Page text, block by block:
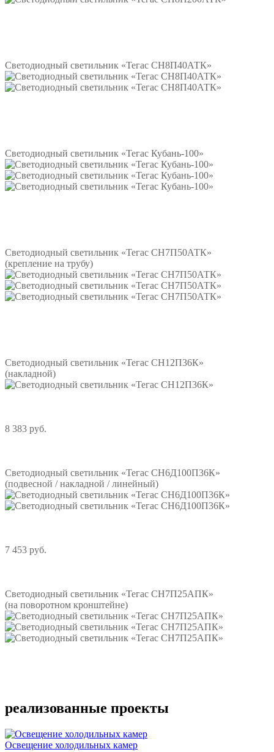
Светодиодный светильник «Тегас СН8П40АТК»
Светодиодный светильник «Тегас Кубань-100»
Светодиодный светильник «Тегас СН7П50АТК»
(крепление на трубу)
Светодиодный светильник «Тегас СН12П36К»
(накладной)
8 383 руб.
Светодиодный светильник «Тегас СН6Д100П36К»
(подвесной / накладной / линейный)
7 453 руб.
Светодиодный светильник «Тегас СН7П25АПК»
(на поворотном кронштейне)
реализованные проекты
Освещение холодильных камер